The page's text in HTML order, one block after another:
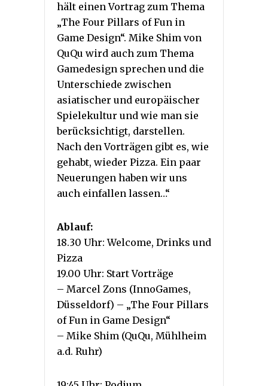
hält einen Vortrag zum Thema
„The Four Pillars of Fun in
Game Design“. Mike Shim von
QuQu wird auch zum Thema
Gamedesign sprechen und die
Unterschiede zwischen
asiatischer und europäischer
Spielekultur und wie man sie
berücksichtigt, darstellen.
Nach den Vorträgen gibt es, wie
gehabt, wieder Pizza. Ein paar
Neuerungen haben wir uns
auch einfallen lassen…“
Ablauf:
18.30 Uhr: Welcome, Drinks und
Pizza
19.00 Uhr: Start Vorträge
– Marcel Zons (InnoGames,
Düsseldorf) – „The Four Pillars
of Fun in Game Design“
– Mike Shim (QuQu, Mühlheim
a.d. Ruhr)